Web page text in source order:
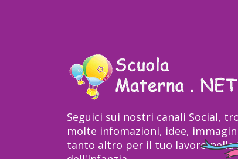
Seguici sui nostri canali Social,
molte infomazioni, idee,
tanto altro per il tuo lavoro nella